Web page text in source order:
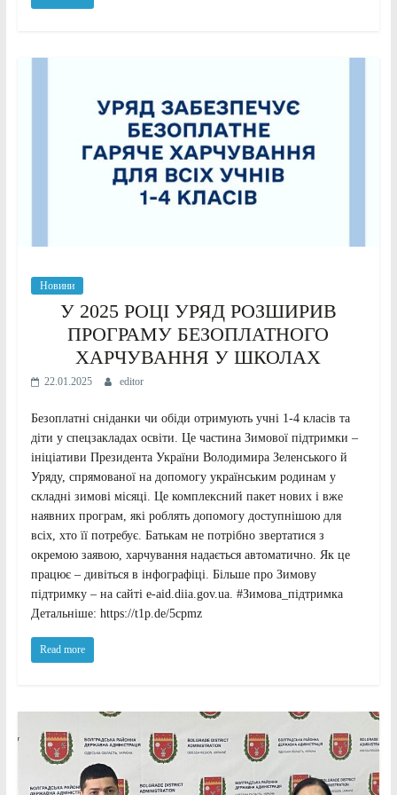
Новини
У 2025 РОЦІ УРЯД РОЗШИРИВ
ПРОГРАМУ БЕЗОПЛАТНОГО
ХАРЧУВАННЯ У ШКОЛАХ
22.01.2025 editor
Безоплатні сніданки чи обіди отримують учні 1-4 класів та
діти у спецзакладах освіти. Це частина Зимової підтримки –
ініціативи Президента України Володимира Зеленського й
Уряду, спрямованої на допомогу українським родинам у
складні зимові місяці. Це комплексний пакет нових і вже
наявних програм, які роблять допомогу доступнішою для
всіх, хто її потребує. Батькам не потрібно звертатися з
окремою заявою, харчування надається автоматично. Як це
працює – дивіться в інфографіці. Більше про Зимову
підтримку – на сайті e-aid.diia.gov.ua. #Зимова_підтримка
Детальніше: https://t1p.de/5cpmz
Read more